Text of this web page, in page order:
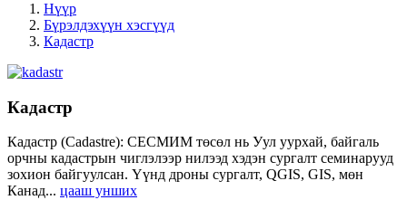
Нүүр
Бүрэлдэхүүн хэсгүүд
Кадастр
Кадастр
Кадастр (Cadastre): СЕСМИМ төсөл нь Уул уурхай, байгаль
орчны кадастрын чиглэлээр нилээд хэдэн сургалт семинарууд
зохион байгуулсан. Үүнд дроны сургалт, QGIS, GIS, мөн
Канад... цааш унших